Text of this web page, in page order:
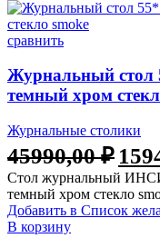
сравнить
Журнальный
темный хром
Журнальные столики
45990,00₽
Стол журнальный
темный хром стекло
Добавить в Список
В корзину